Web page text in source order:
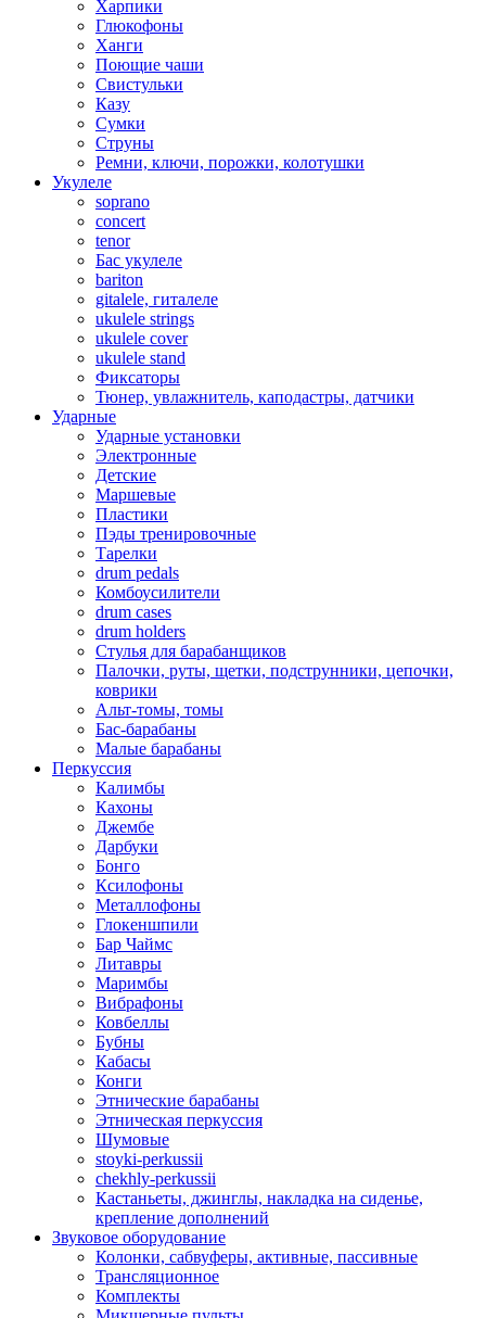
Харпики
Глюкофоны
Ханги
Поющие чаши
Свистульки
Казу
Сумки
Струны
Ремни, ключи, порожки, колотушки
Укулеле
soprano
concert
tenor
Бас укулеле
bariton
gitalele, гиталеле
ukulele strings
ukulele cover
ukulele stand
Фиксаторы
Тюнер, увлажнитель, каподастры, датчики
Ударные
Ударные установки
Электронные
Детские
Маршевые
Пластики
Пэды тренировочные
Тарелки
drum pedals
Комбоусилители
drum cases
drum holders
Стулья для барабанщиков
Палочки, руты, щетки, подструнники, цепочки,
коврики
Альт-томы, томы
Бас-барабаны
Малые барабаны
Перкуссия
Калимбы
Кахоны
Джембе
Дарбуки
Бонго
Ксилофоны
Металлофоны
Глокеншпили
Бар Чаймс
Литавры
Маримбы
Вибрафоны
Ковбеллы
Бубны
Кабасы
Конги
Этнические барабаны
Этническая перкуссия
Шумовые
stoyki-perkussii
chekhly-perkussii
Кастаньеты, джинглы, накладка на сиденье,
крепление дополнений
Звуковое оборудование
Колонки, сабвуферы, активные, пассивные
Трансляционное
Комплекты